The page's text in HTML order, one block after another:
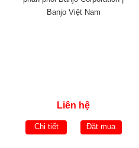
Liên hệ
Chi tiết Đặt mua